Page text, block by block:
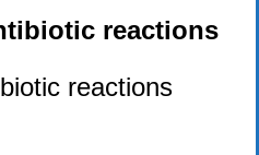
reactions
reactions